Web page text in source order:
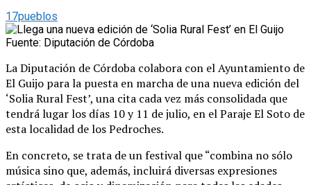
17pueblos
Fuente: Diputación de Córdoba
La Diputación de Córdoba colabora con el Ayuntamiento de
El Guijo para la puesta en marcha de una nueva edición del
‘Solia Rural Fest’, una cita cada vez más consolidada que
tendrá lugar los días 10 y 11 de julio, en el Paraje El Soto de
esta localidad de los Pedroches.
En concreto, se trata de un festival que “combina no sólo
música sino que, además, incluirá diversas expresiones